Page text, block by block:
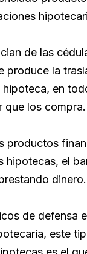
de las
produce la
en
que los compra.
productos
hipotecas, el
dinero.
de defensa
este